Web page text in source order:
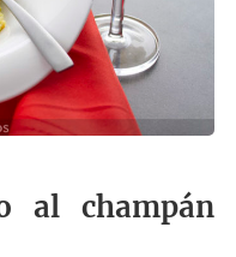
al champán